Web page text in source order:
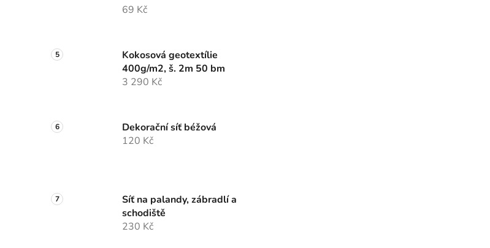
69 Kč
Kokosová geotextílie
400g/m2, š. 2m 50 bm
3 290 Kč
Dekorační síť béžová
120 Kč
Síť na palandy, zábradlí a
schodiště
230 Kč